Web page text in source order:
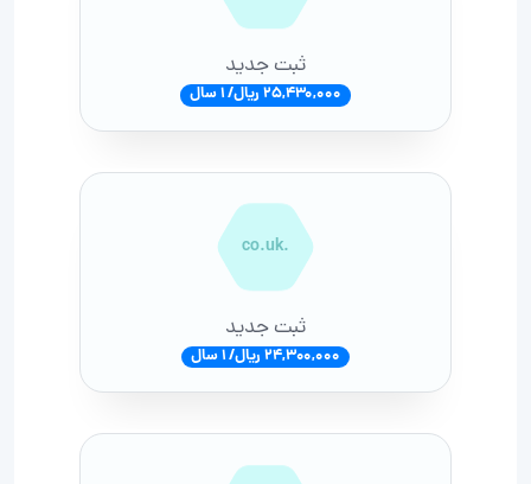
ثبت جدید
25,430,000 ریال/ 1 سال
.co.uk
ثبت جدید
24,300,000 ریال/ 1 سال